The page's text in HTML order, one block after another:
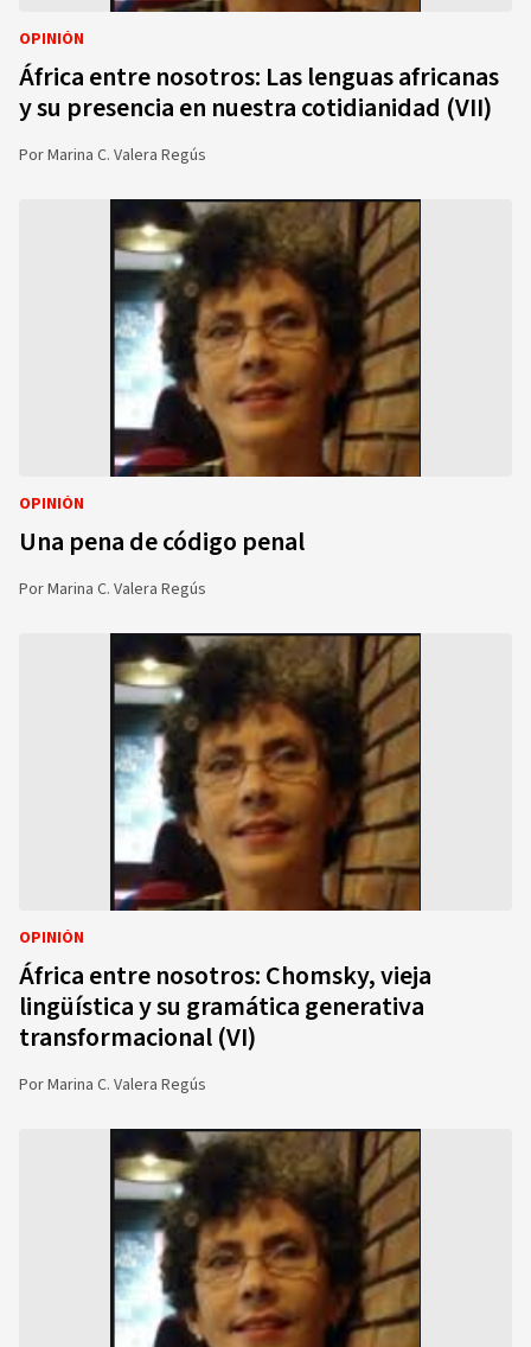
OPINIÓN
África entre nosotros: Las lenguas africanas
y su presencia en nuestra cotidianidad (VII)
PorMarina C. Valera Regús
OPINIÓN
Una pena de código penal
PorMarina C. Valera Regús
OPINIÓN
África entre nosotros: Chomsky, vieja
lingüística y su gramática generativa
transformacional (VI)
PorMarina C. Valera Regús